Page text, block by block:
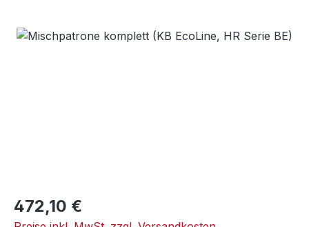
Bildergalerie überspringen
Regulärer Preis:
472,10 €